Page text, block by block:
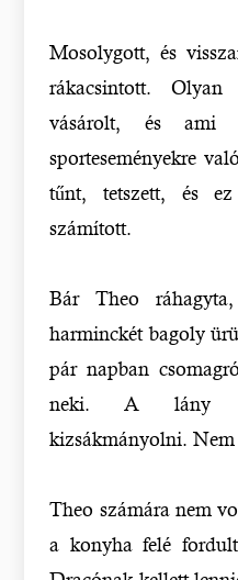
Mosolygott, és
rákacsintott.
vásárolt, és ami
sporteseményekre
tűnt, tetszett, és
számított.
Bár Theo
harminckét bagoly
pár napban
neki. A lány
kizsákmányolni. Nem
Theo számára nem
a konyha felé